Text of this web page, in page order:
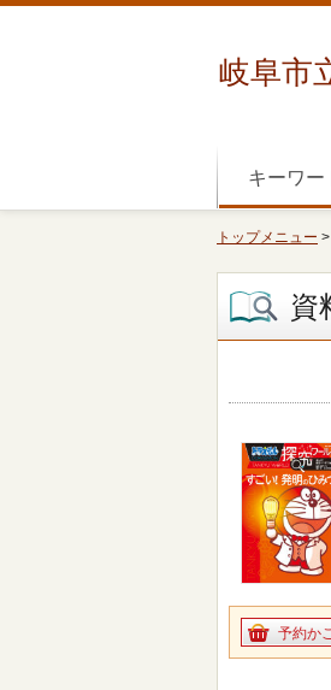
岐阜市
キーワー
トップメニュー >
資
予約か